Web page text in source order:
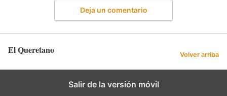
Deja un comentario
El Queretano Volver arriba
Salir de la versión móvil